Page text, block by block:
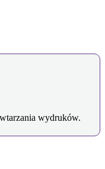
wydruków.